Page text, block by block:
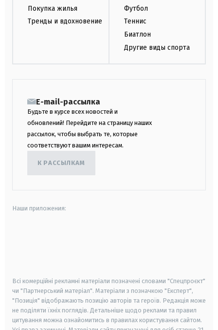
Покупка жилья
Тренды и вдохновение
Футбол
Теннис
Биатлон
Другие виды спорта
E-mail-рассылка
Будьте в курсе всех новостей и
обновлений! Перейдите на страницу наших
рассылок, чтобы выбрать те, которые
соответствуют вашим интересам.
К РАССЫЛКАМ
Наши приложения:
Всі комерційні рекламні матеріали позначені словами "Спецпроєкт"
чи "Партнерський матеріал". Матеріали з позначкою "Експерт",
"Позиція" відображають позицію авторів та героїв. Редакція може
не поділяти їхніх поглядів. Детальніше щодо реклами та правил
цитування можна ознайомитись в правилах користування сайтом.